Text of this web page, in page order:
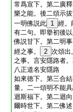
常爲宣下。第二廣
樂之能。後二頌示
一明佛説此 1 經。
有二句。即擧初後
佛説甘下。第二明
經之事。
2 次頌出
之事。言安隱路者
八正道名安隱路
如來徳下。第三合
量。二一頌明不能
迴斯福下。第二迴向
爾時世下。第二佛